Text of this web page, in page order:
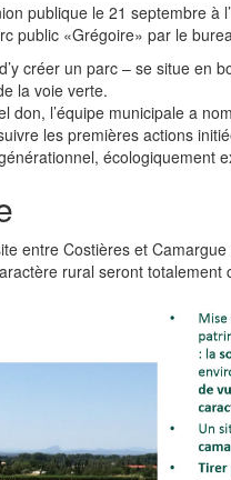
publique le 21 septembre à
public «Grégoire» par le
créer un parc – se situe en
la voie verte.
don, l’équipe municipale a
les premières actions
écologiquement
entre Costières et
rural seront totalement